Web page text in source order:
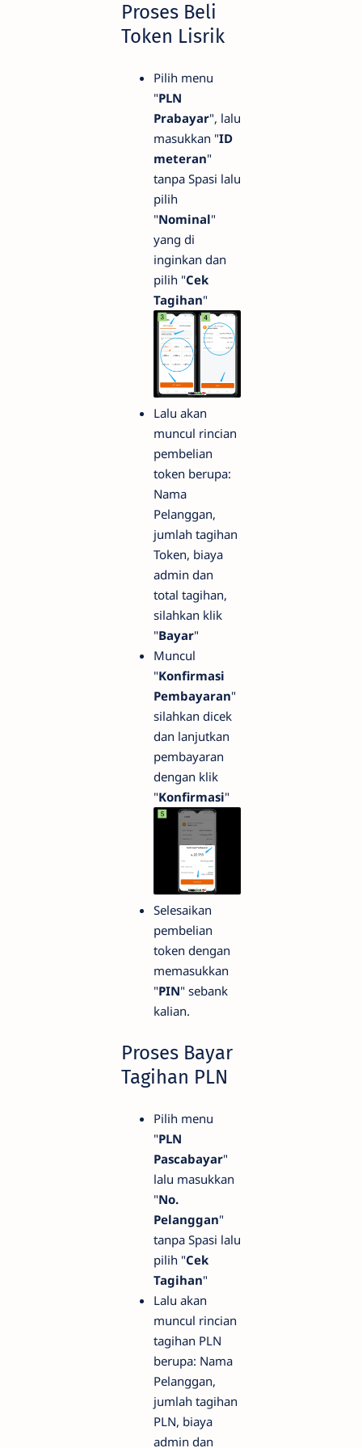
Proses Beli
Token Lisrik
Pilih menu
"PLN
Prabayar", lalu
masukkan "ID
meteran"
tanpa Spasi lalu
pilih
"Nominal"
yang di
inginkan dan
pilih "Cek
Tagihan"
Lalu akan
muncul rincian
pembelian
token berupa:
Nama
Pelanggan,
jumlah tagihan
Token, biaya
admin dan
total tagihan,
silahkan klik
"Bayar"
Muncul
"Konfirmasi
Pembayaran"
silahkan dicek
dan lanjutkan
pembayaran
dengan klik
"Konfirmasi"
Selesaikan
pembelian
token dengan
memasukkan
"PIN" sebank
kalian.
Proses Bayar
Tagihan PLN
Pilih menu
"PLN
Pascabayar"
lalu masukkan
"No.
Pelanggan"
tanpa Spasi lalu
pilih "Cek
Tagihan"
Lalu akan
muncul rincian
tagihan PLN
berupa: Nama
Pelanggan,
jumlah tagihan
PLN, biaya
admin dan